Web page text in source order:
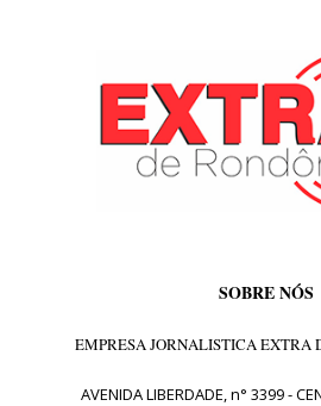
SOBRE NÓS
EMPRESA JORNALISTICA EXTRA
AVENIDA LIBERDADE, n° 3399 -